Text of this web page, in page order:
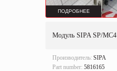
ПОДРОБНЕЕ
Модуль SIPA SP/MC4
Производитель: SIPA
Part number: 5816165